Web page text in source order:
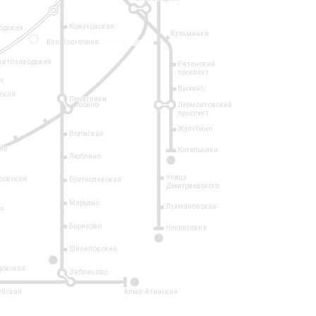
2
14
Кузьминки
Рязанский
проспект
Выхино
Лермонтовский
проспект
Жулебино
Котельники
Кожуховская
Печатники
Волжская
Люблино
Братиславская
Марьино
Борисово
Шипиловская
Зябликово
Алма-Атинская
Улица
Дмитриевского
Лухмановская
Некрасовка
Косино
Юго-Восточная